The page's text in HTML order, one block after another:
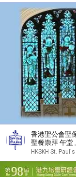
香港聖公會聖
HKSKH St.